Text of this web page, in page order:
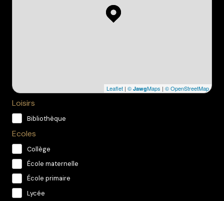
Leaflet | © JawgMaps | © OpenStreetMap
Loisirs
Bibliothèque
Ecoles
Collège
École maternelle
École primaire
Lycée